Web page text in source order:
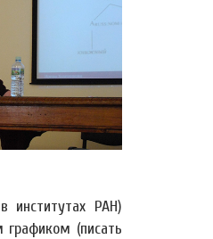
РАН)
графиком (писать